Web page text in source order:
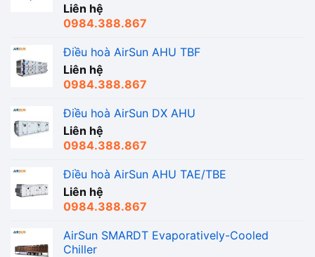
Liên hệ
0984.388.867
Điều hoà AirSun AHU TBF
Liên hệ
0984.388.867
Điều hoà AirSun DX AHU
Liên hệ
0984.388.867
Điều hoà AirSun AHU TAE/TBE
Liên hệ
0984.388.867
AirSun SMARDT Evaporatively-Cooled
Chiller